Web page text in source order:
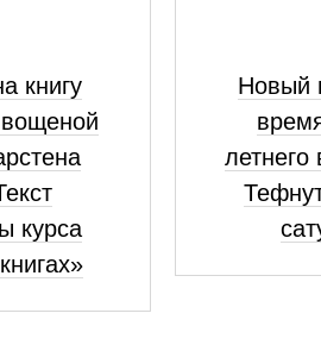
книгу
курса
Новый